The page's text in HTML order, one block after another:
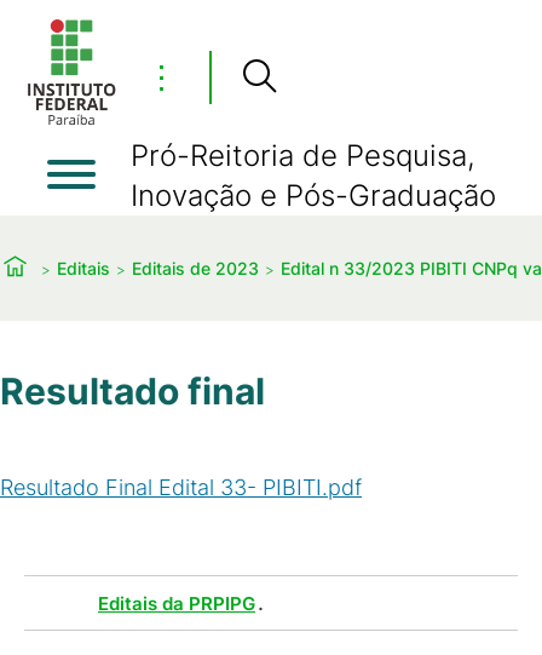
⋮
Pró-Reitoria de Pesquisa,
Inovação e Pós-Graduação
Editais Editais de 2023 Edital n 33/2023 PIBITI CNPq
Resultado final
Resultado Final Edital 33- PIBITI.pdf
Editais da PRPIPG.